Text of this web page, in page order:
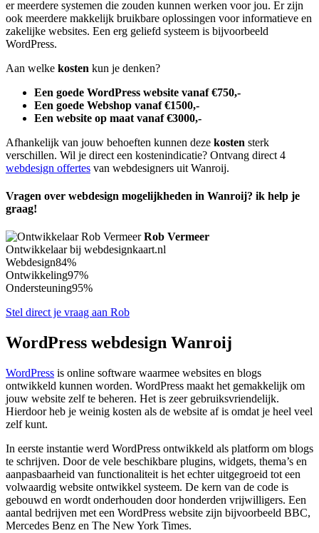
er meerdere systemen die zouden kunnen werken voor jou. Er zijn
ook meerdere makkelijk bruikbare oplossingen voor informatieve en
zakelijke websites. Een erg geliefd systeem is bijvoorbeeld
WordPress.
Aan welke kosten kun je denken?
Een goede WordPress website vanaf €750,-
Een goede Webshop vanaf €1500,-
Een website op maat vanaf €3000,-
Afhankelijk van jouw behoeften kunnen deze kosten sterk
verschillen. Wil je direct een kostenindicatie? Ontvang direct 4
webdesign offertes van webdesigners uit Wanroij.
Vragen over webdesign mogelijkheden in Wanroij? ik help je
graag!
Rob Vermeer
Ontwikkelaar bij webdesignkaart.nl
Webdesign84%
Ontwikkeling97%
Ondersteuning95%
Stel direct je vraag aan Rob
WordPress webdesign Wanroij
WordPress is online software waarmee websites en blogs
ontwikkeld kunnen worden. WordPress maakt het gemakkelijk om
jouw website zelf te beheren. Het is zeer gebruiksvriendelijk.
Hierdoor heb je weinig kosten als de website af is omdat je heel veel
zelf kunt.
In eerste instantie werd WordPress ontwikkeld als platform om blogs
te schrijven. Door de vele beschikbare plugins, widgets, thema’s en
aanpasbaarheid van functionaliteit is het echter uitgegroeid tot een
volwaardig website ontwikkel systeem. De kern van de code is
gebouwd en wordt onderhouden door honderden vrijwilligers. Een
aantal bedrijven met een WordPress website zijn bijvoorbeeld BBC,
Mercedes Benz en The New York Times.